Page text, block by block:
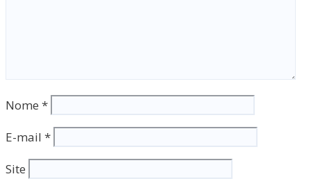
Nome *
E-mail *
Site